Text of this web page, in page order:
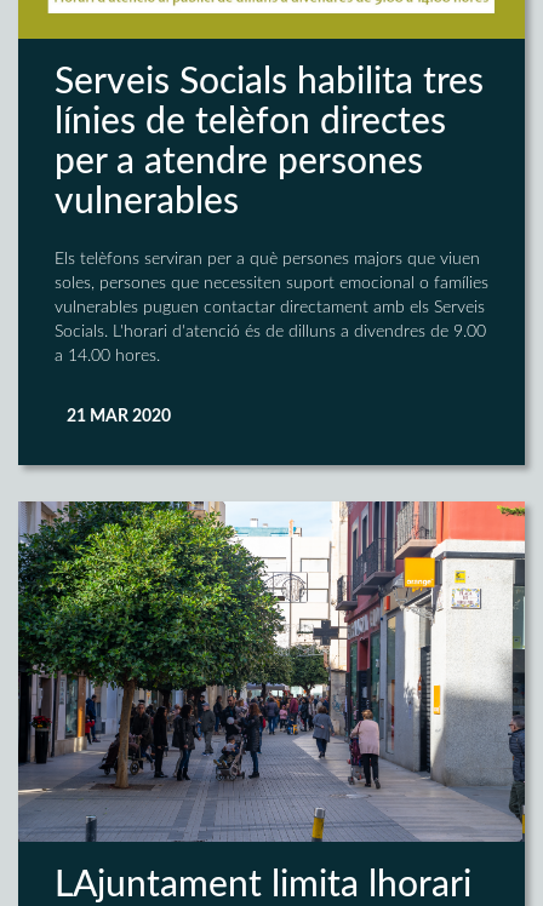
Serveis Socials habilita tres
línies de telèfon directes
per a atendre persones
vulnerables
Els telèfons serviran per a què persones majors que viuen
soles, persones que necessiten suport emocional o famílies
vulnerables puguen contactar directament amb els Serveis
Socials. L'horari d'atenció és de dilluns a divendres de 9.00
a 14.00 hores.
21 MAR 2020
LAjuntament limita lhorari